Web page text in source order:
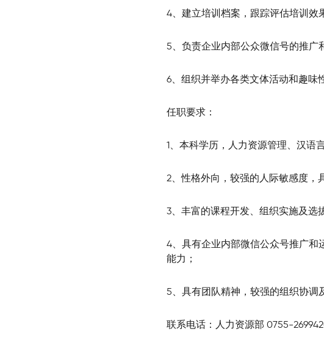
4、建立培训档案，跟踪评估培训效
5、负责企业内部公众微信号的推广
6、组织并举办各类文体活动和趣味
任职要求：
1、本科学历，人力资源管理、汉语
2、性格外向，较强的人际敏感度，
3、丰富的课程开发、组织实施及选
4、具有企业内部微信公众号推广
能力；
5、具有团队精神，较强的组织协调
联系电话：人力资源部 0755-